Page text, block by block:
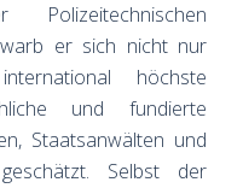
er sich nicht nur
höchste
und fundierte
Staatsanwälten und
Selbst der